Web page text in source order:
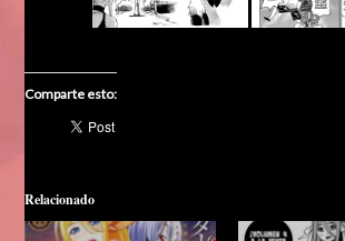
Comparte esto:
Relacionado